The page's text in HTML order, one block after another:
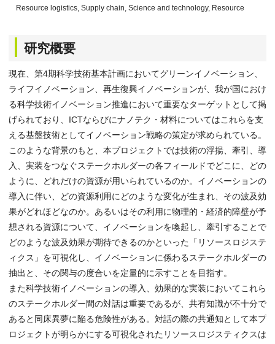
Resource logistics, Supply chain, Science and technology, Resource
研究概要
現在、第4期科学技術基本計画においてグリーンイノベーション、
ライフイノベーション、再生復興イノベーションが、我が国におけ
る科学技術イノベーション推進において重要なターゲットとして掲
げられており、ICTならびにナノテク・材料についてはこれらを支
える基盤技術としてイノベーション戦略の策定が求められている。
このような背景のもと、本プロジェクトでは技術の浮揚、牽引、導
入、実装をつなぐステークホルダーの各フィールドでどこに、どの
ように、どれだけの資源が用いられているのか。イノベーションの
導入に伴い、どの資源利用にどのような変化が生まれ、その波及効
果がどれほどなのか。あるいはその利用に物理的・経済的障壁が予
想される資源について、イノベーションを喚起し、牽引することで
どのような波及効果が期待できるのかといった「リソースロジステ
ィクス」を可視化し、イノベーションに係わるステークホルダーの
抽出と、その関与の度合いを定量的に示すことを目指す。
また科学技術イノベーションの導入、効果的な実装においてこれら
のステークホルダー間の対話は重要であるが、共有知識が不十分で
あると同床異夢に陥る危険性がある。対話の際の共通知として本プ
ロジェクトが明らかにする可視化されたリソースロジスティクスは